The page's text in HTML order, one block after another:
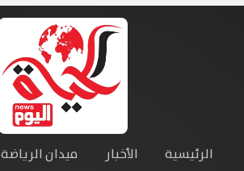
الرئيسية الأخبار ميدان الرياضة